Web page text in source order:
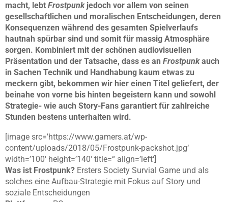
macht, lebt Frostpunkjedoch vor allem von seinen
gesellschaftlichen und moralischen Entscheidungen, deren
Konsequenzen während des gesamten Spielverlaufs
hautnah spürbar sind und somit für massig Atmosphäre
sorgen. Kombiniert mit der schönen audiovisuellen
Präsentation und der Tatsache, dass es an Frostpunkauch
in Sachen Technik und Handhabung kaum etwas zu
meckern gibt, bekommen wir hier einen Titel geliefert, der
beinahe von vorne bis hinten begeistern kann und sowohl
Strategie- wie auch Story-Fans garantiert für zahlreiche
Stunden bestens unterhalten wird.
[image src=’https://www.gamers.at/wp-
content/uploads/2018/05/Frostpunk-packshot.jpg‘
width=’100′ height=’140′ title=“ align=’left‘]
Was ist Frostpunk? Ersters Society Survial Game und als
solches eine Aufbau-Strategie mit Fokus auf Story und
soziale Entscheidungen